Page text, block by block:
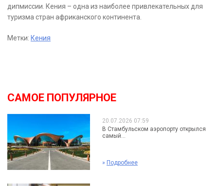
дипмиссии. Кения – одна из наиболее привлекательных для
туризма стран африканского континента.
Метки: Кения
САМОЕ ПОПУЛЯРНОЕ
20.07.2026 07:59
В Стамбульском аэропорту открылся
самый...
» Подробнее